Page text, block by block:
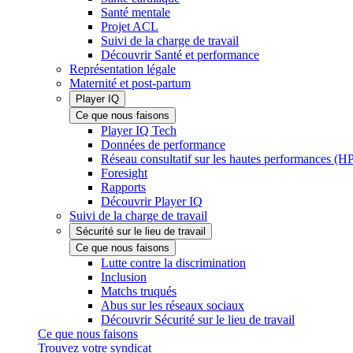
Santé mentale
Projet ACL
Suivi de la charge de travail
Découvrir Santé et performance
Représentation légale
Maternité et post-partum
Player IQ
Ce que nous faisons
Player IQ Tech
Données de performance
Réseau consultatif sur les hautes performances
Foresight
Rapports
Découvrir Player IQ
Suivi de la charge de travail
Sécurité sur le lieu de travail
Ce que nous faisons
Lutte contre la discrimination
Inclusion
Matchs truqués
Abus sur les réseaux sociaux
Découvrir Sécurité sur le lieu de travail
Ce que nous faisons
Trouvez votre syndicat